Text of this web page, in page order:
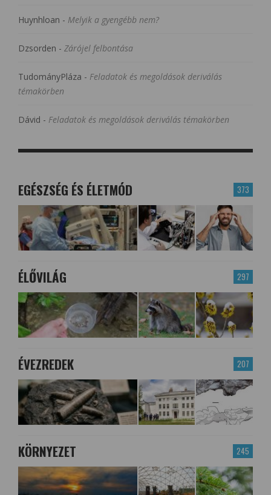
Huynhloan - Melyik a gyengébb nem?
Dzsorden - Zárójel felbontása
TudományPláza - Feladatok és megoldások deriválás
témakörben
Dávid - Feladatok és megoldások deriválás témakörben
373
EGÉSZSÉG ÉS ÉLETMÓD
297
ÉLŐVILÁG
207
ÉVEZREDEK
245
KÖRNYEZET